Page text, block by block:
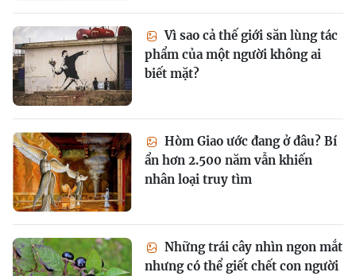
Vì sao cả thế giới săn lùng tác
phẩm của một người không ai
biết mặt?
Hòm Giao ước đang ở đâu? Bí
ẩn hơn 2.500 năm vẫn khiến
nhân loại truy tìm
Những trái cây nhìn ngon mắt
nhưng có thể giết chết con người